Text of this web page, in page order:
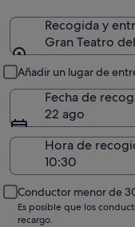
Recogida y
Gran Teatro
Añadir un lugar de
Fecha de
22 ago
Hora de
Conductor menor de
Es posible que los
recargo.